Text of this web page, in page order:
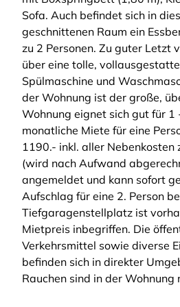
Sofa. Auch befindet sich in
geschnittenen Raum ein
zu 2 Personen. Zu guter Letzt
über eine tolle,
Spülmaschine und
der Wohnung ist der große,
Wohnung eignet sich gut für 1
monatliche Miete für eine
1190.- inkl. aller Nebenkosten
(wird nach Aufwand
angemeldet und kann sofort
Aufschlag für eine 2. Person
Tiefgaragenstellplatz ist
Mietpreis inbegriffen. Die
Verkehrsmittel sowie diverse
befinden sich in direkter
Rauchen sind in der